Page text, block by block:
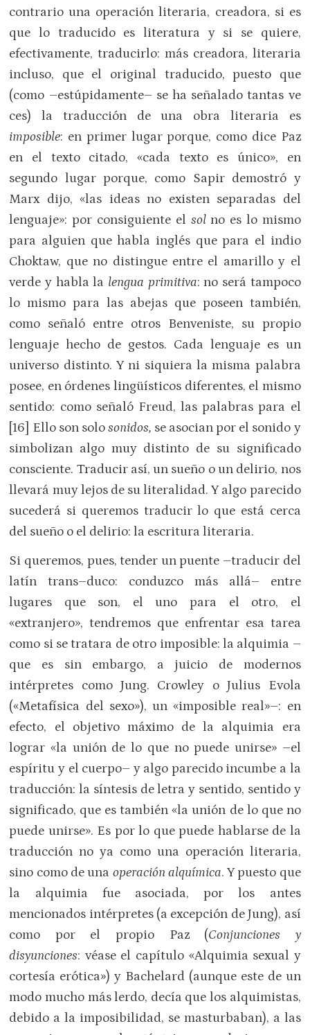
contrario una operación literaria, creadora, si es
que lo traducido es literatura y si se quiere,
efectivamente, traducirlo: más creadora, literaria
incluso, que el original traducido, puesto que
(como –estúpidamente– se ha señalado tantas ve
ces) la traducción de una obra literaria es
imposible: en primer lugar porque, como dice Paz
en el texto citado, «cada texto es único», en
segundo lugar porque, como Sapir demostró y
Marx dijo, «las ideas no existen separadas del
lenguaje»: por consiguiente el sol no es lo mismo
para alguien que habla inglés que para el indio
Choktaw, que no distingue entre el amarillo y el
verde y habla la lengua primitiva: no será tampoco
lo mismo para las abejas que poseen también,
como señaló entre otros Benveniste, su propio
lenguaje hecho de gestos. Cada lenguaje es un
universo distinto. Y ni siquiera la misma palabra
posee, en órdenes lingüísticos diferentes, el mismo
sentido: como señaló Freud, las palabras para el
[16] Ello son solosonidos, se asocian por el sonido y
simbolizan algo muy distinto de su significado
consciente. Traducir así, un sueño o un delirio, nos
llevará muy lejos de su literalidad. Y algo parecido
sucederá si queremos traducir lo que está cerca
del sueño o el delirio: la escritura literaria.
Si queremos, pues, tender un puente –traducir del
latín trans–duco: conduzco más allá– entre
lugares que son, el uno para el otro, el
«extranjero», tendremos que enfrentar esa tarea
como si se tratara de otro imposible: la alquimia –
que es sin embargo, a juicio de modernos
intérpretes como Jung. Crowley o Julius Evola
(«Metafísica del sexo»), un «imposible real»–: en
efecto, el objetivo máximo de la alquimia era
lograr «la unión de lo que no puede unirse» –el
espíritu y el cuerpo– y algo parecido incumbe a la
traducción: la síntesis de letra y sentido, sentido y
significado, que es también «la unión de lo que no
puede unirse». Es por lo que puede hablarse de la
traducción no ya como una operación literaria,
sino como de una operación alquímica. Y puesto que
la alquimia fue asociada, por los antes
mencionados intérpretes (a excepción de Jung), así
como por el propio Paz (Conjunciones y
disyunciones: véase el capítulo «Alquimia sexual y
cortesía erótica») y Bachelard (aunque este de un
modo mucho más lerdo, decía que los alquimistas,
debido a la imposibilidad, se masturbaban), a las